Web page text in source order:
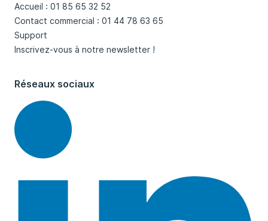
Accueil : 01 85 65 32 52
Contact commercial : 01 44 78 63 65
Support
Inscrivez-vous à notre newsletter !
Réseaux sociaux